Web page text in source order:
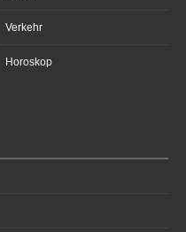
Verkehr
Horoskop